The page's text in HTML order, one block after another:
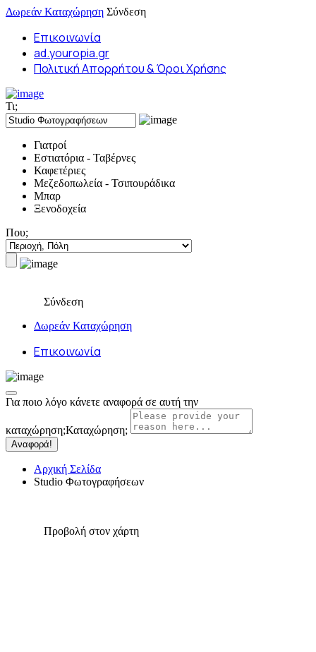
Δωρεάν Καταχώρηση Σύνδεση
Επικοινωνία
ad.youropia.gr
Πολιτική Απορρήτου & Όροι Χρήσης
Τι;
Γιατροί
Εστιατόρια - Ταβέρνες
Καφετέριες
Μεζεδοπωλεία - Τσιπουράδικα
Μπαρ
Ξενοδοχεία
Που;
Σύνδεση
Δωρεάν Καταχώρηση
Επικοινωνία
Για ποιο λόγο κάνετε αναφορά σε αυτή την
καταχώρηση;Καταχώρηση;
Αναφορά!
Αρχική Σελίδα
Studio Φωτογραφήσεων
Προβολή στον χάρτη